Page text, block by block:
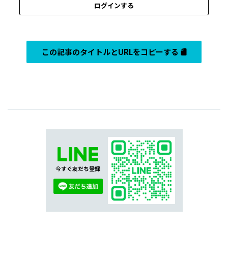
ログインする
この記事のタイトルとURLをコピーする
今すぐ友だち登録